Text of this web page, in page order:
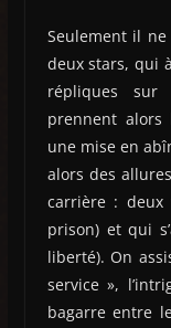
Seulement il ne
deux stars, qui
répliques sur
prennent alors
une mise en
alors des
carrière : deux
prison) et qui
liberté). On
service »,
bagarre entre